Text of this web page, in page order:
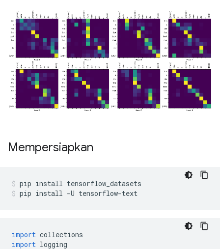
Mempersiapkan
pip install tensorflow_datasets
pip install -U tensorflow-text
import collections
import logging